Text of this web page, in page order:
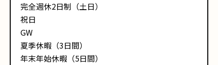
完全週休2日制（土日）
祝日
GW
夏季休暇（3日間）
年末年始休暇（5日間）